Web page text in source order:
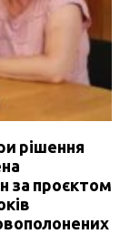
рішення
за проєктом